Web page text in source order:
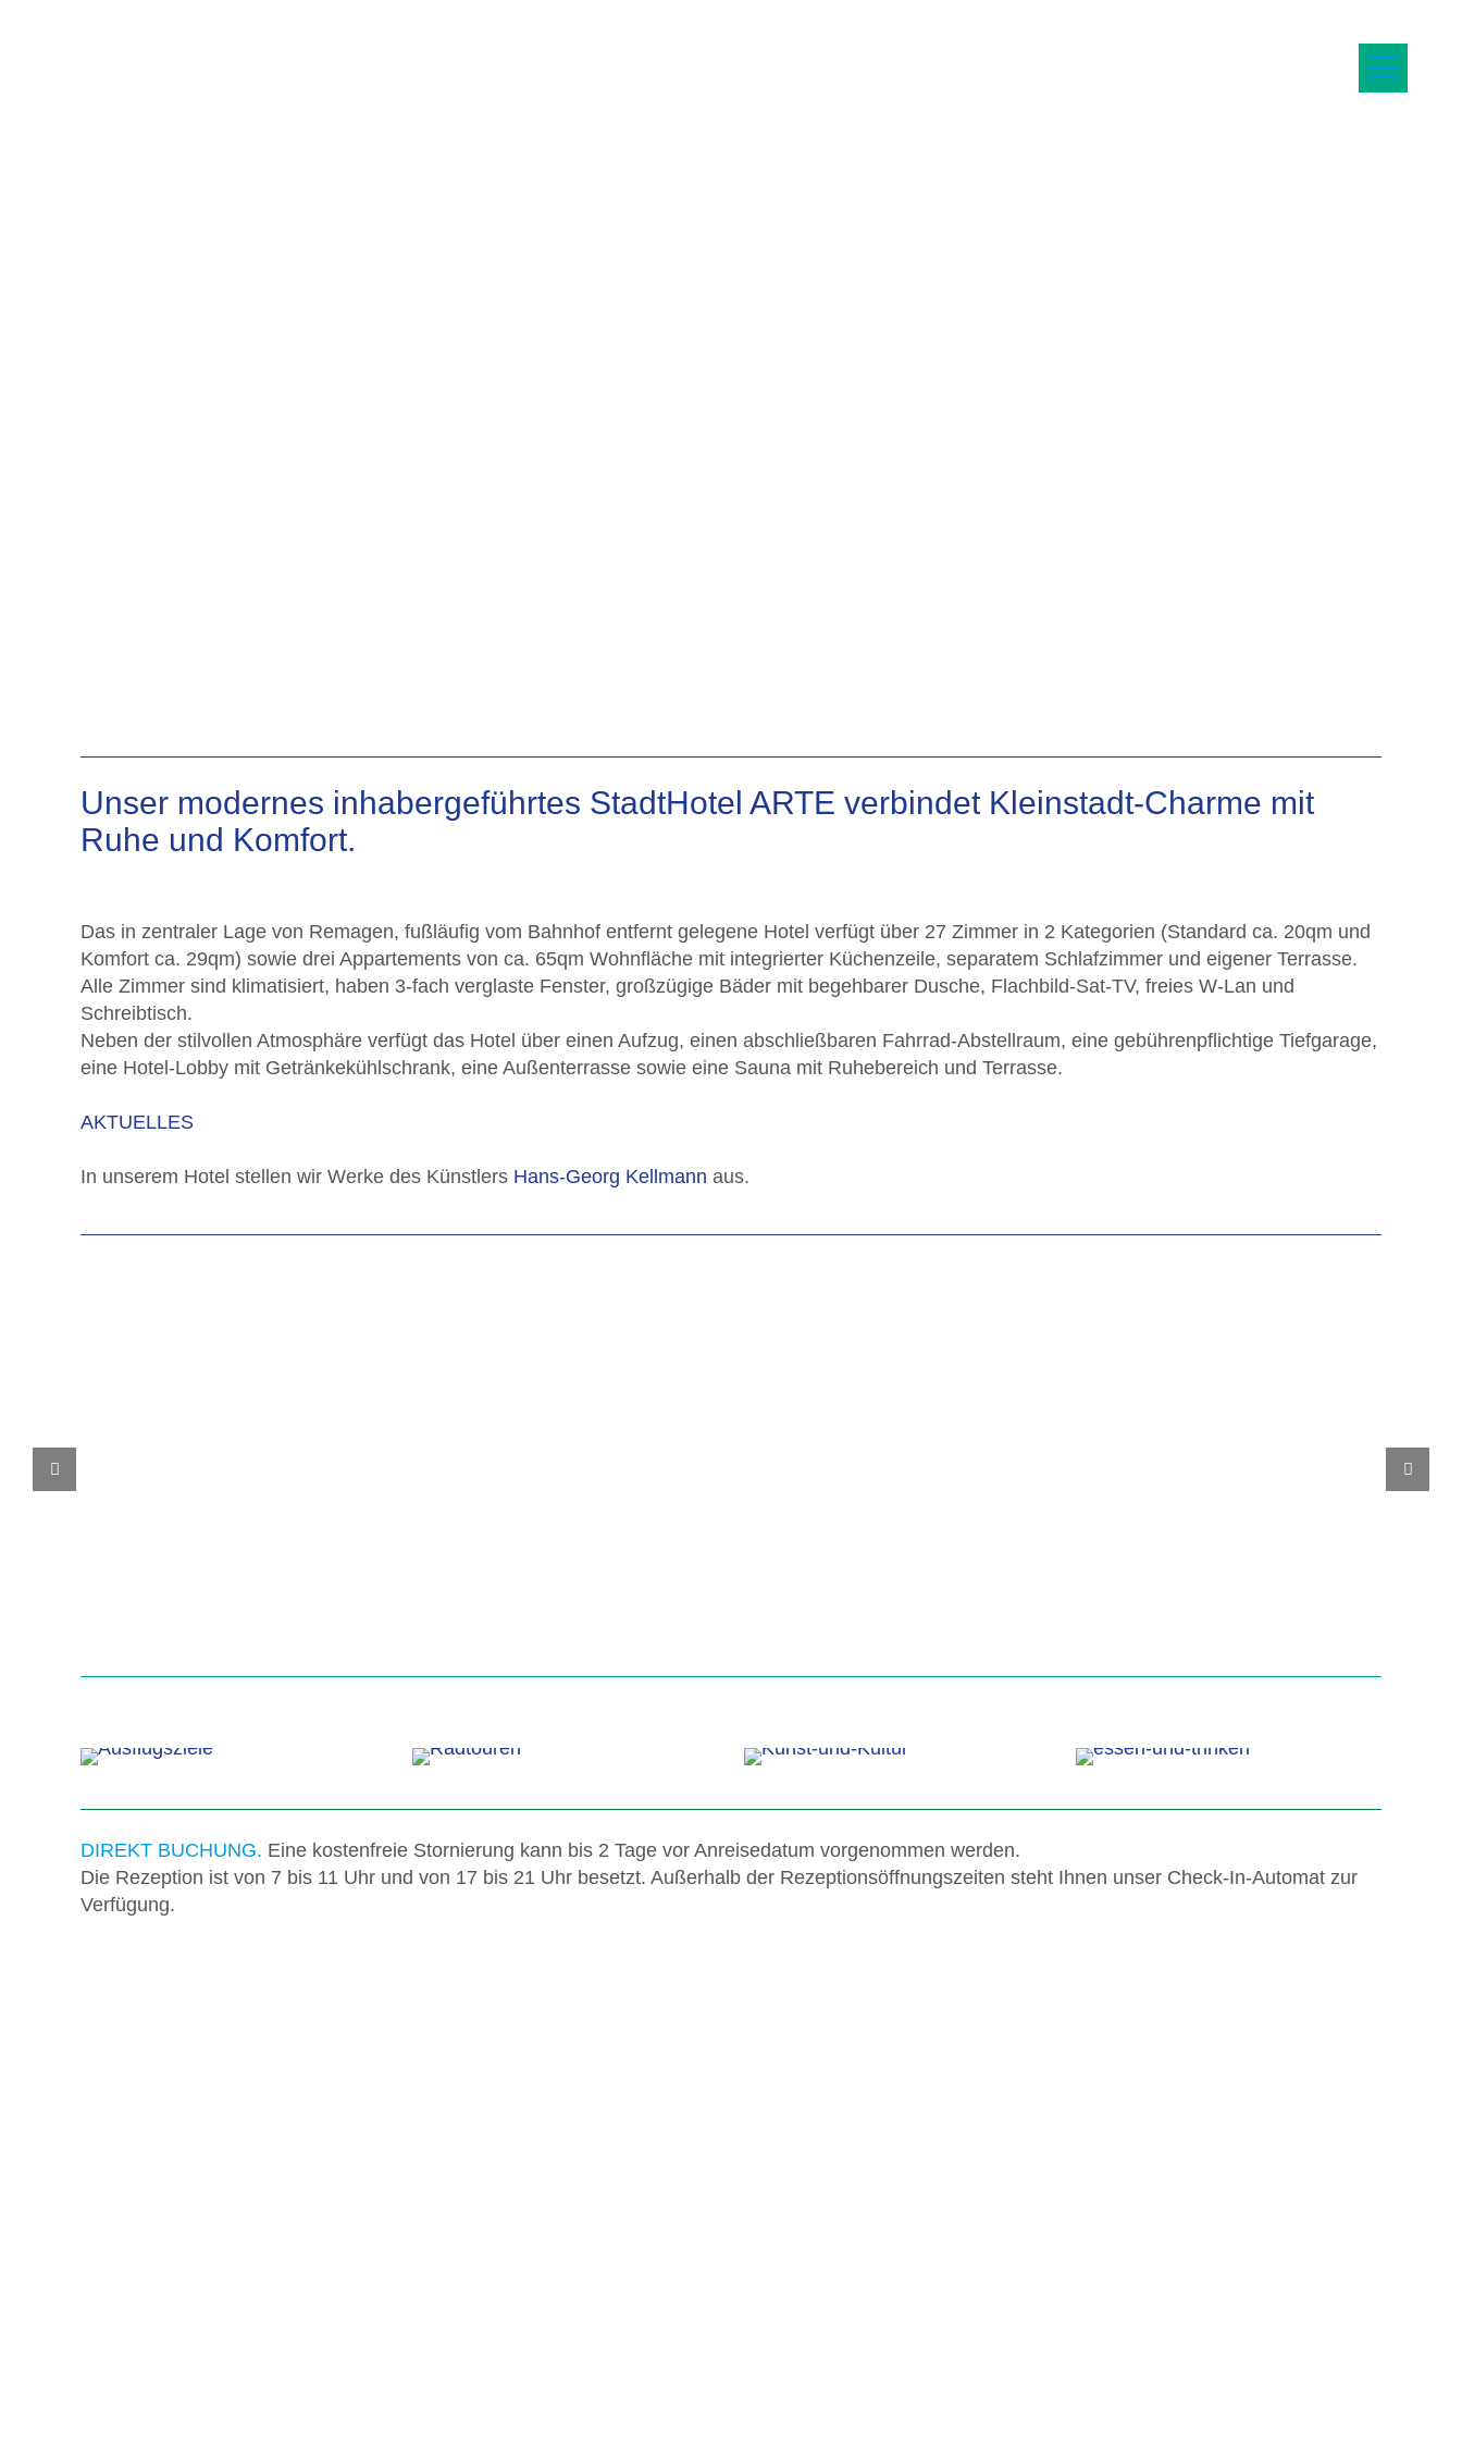
Unser modernes inhabergeführtes StadtHotel ARTE verbindet Kleinstadt-Charme mit
Ruhe und Komfort.
Das in zentraler Lage von Remagen, fußläufig vom Bahnhof entfernt gelegene Hotel verfügt über 27 Zimmer in 2 Kategorien (Standard ca. 20qm und
Komfort ca. 29qm) sowie drei Appartements von ca. 65qm Wohnfläche mit integrierter Küchenzeile, separatem Schlafzimmer und eigener Terrasse.
Alle Zimmer sind klimatisiert, haben 3-fach verglaste Fenster, großzügige Bäder mit begehbarer Dusche, Flachbild-Sat-TV, freies W-Lan und
Schreibtisch.
Neben der stilvollen Atmosphäre verfügt das Hotel über einen Aufzug, einen abschließbaren Fahrrad-Abstellraum, eine gebührenpflichtige Tiefgarage,
eine Hotel-Lobby mit Getränkekühlschrank, eine Außenterrasse sowie eine Sauna mit Ruhebereich und Terrasse.
AKTUELLES
In unserem Hotel stellen wir Werke des Künstlers Hans-Georg Kellmann aus.
DIREKT BUCHUNG. Eine kostenfreie Stornierung kann bis 2 Tage vor Anreisedatum vorgenommen werden.
Die Rezeption ist von 7 bis 11 Uhr und von 17 bis 21 Uhr besetzt. Außerhalb der Rezeptionsöffnungszeiten steht Ihnen unser Check-In-Automat zur
Verfügung.